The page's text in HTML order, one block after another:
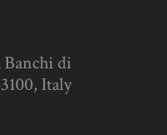
di
Italy